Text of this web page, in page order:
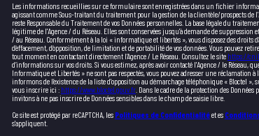
Les informations recueillies sur ce formulaire sont enregistrées dans un fichier
agissant comme Sous-traitant du traitement pour la gestion de la clientèle/prospects de
reste Responsable du Traitement de vos Données personnelles. La base légale du
légitime de l'Agence / du Réseau. Elles sont conservées jusqu'à demande de suppression
/ au Réseau. Conformément à la loi « informatique et libertés », vous disposez des droits
d’effacement, d’opposition, de limitation et de portabilité de vos données. Vous pouvez
tout moment en contactant directement l’Agence / Le Réseau. Consultez le site https://
d’informations sur vos droits. Si vous estimez, après avoir contacté l'Agence / le Réseau,
Informatique et Libertés » ne sont pas respectés, vous pouvez adresser une réclamation à
informons de l’existence de la liste d'opposition au démarchage téléphonique « Bloctel »,
vous inscrire ici : https://www.bloctel.gouv.fr. Dans le cadre de la protection des Données
invitons à ne pas inscrire de Données sensibles dans le champ de saisie libre.
Ce site est protégé par reCAPTCHA, les Politiques de Confidentialitéet es
s'appliquent.